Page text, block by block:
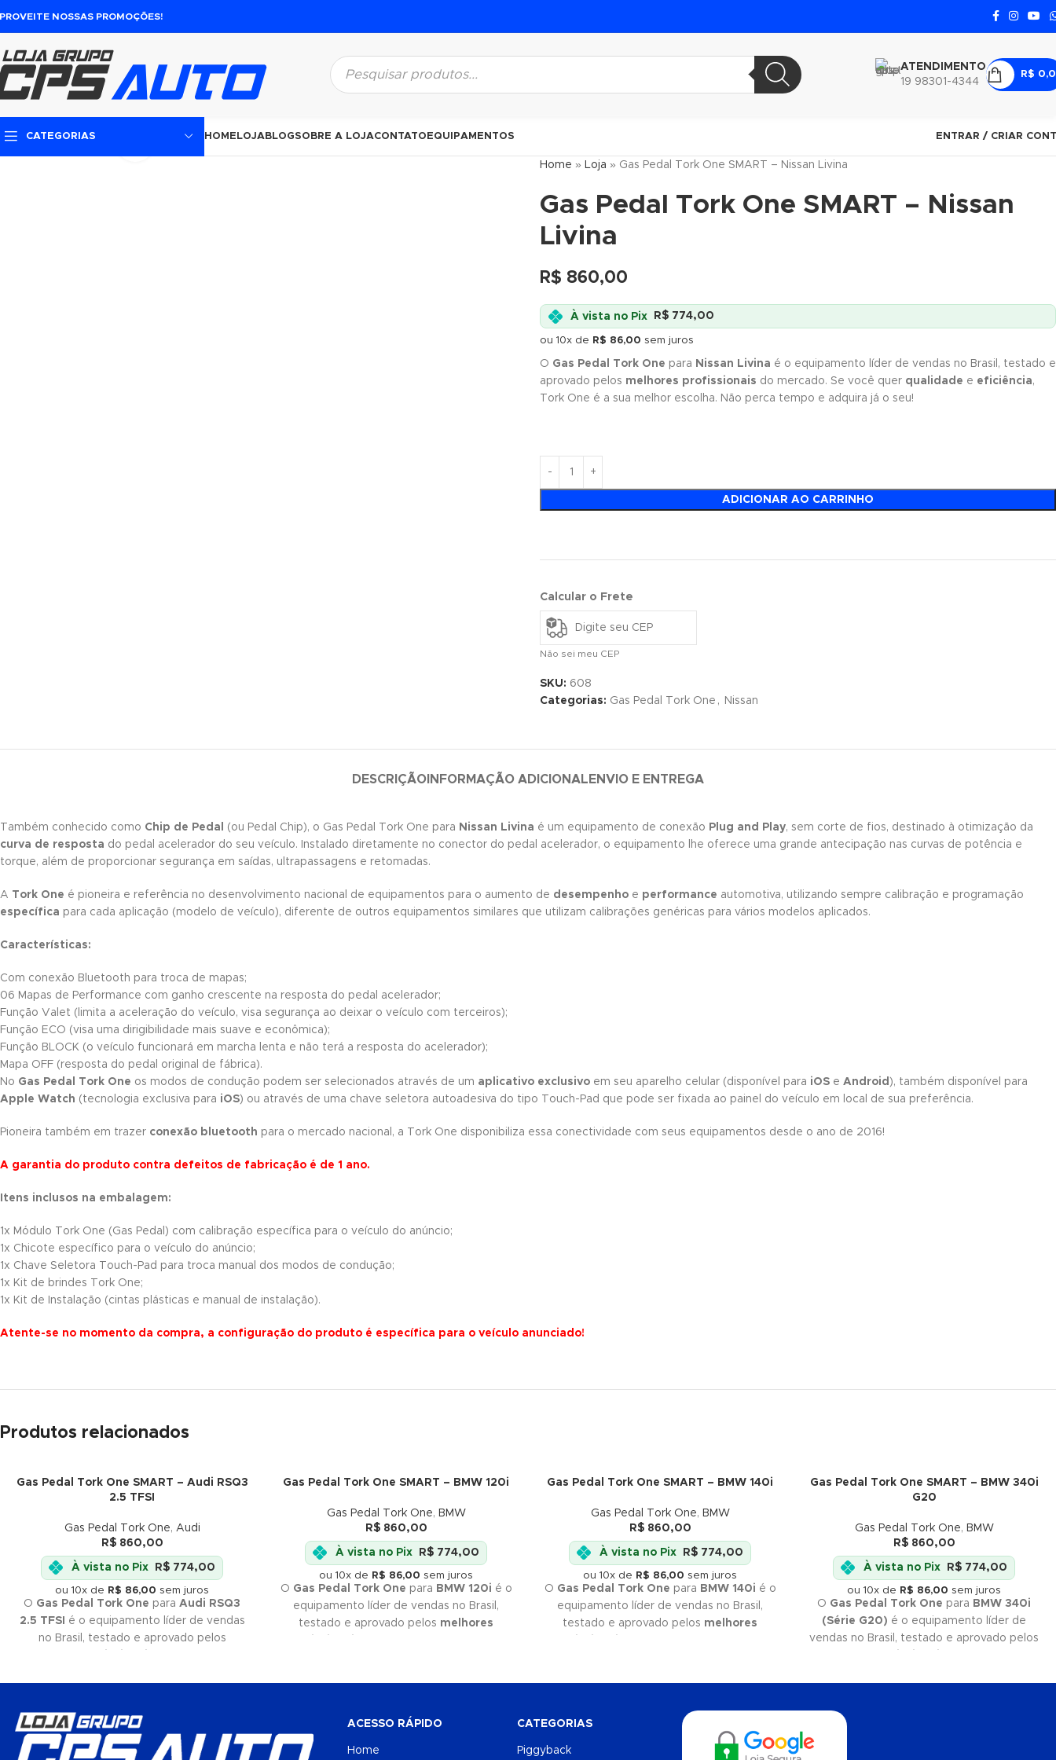
NOSSAS PROMOÇÕES!
ATENDIMENTO
19 98301-4344
R$
CATEGORIAS HOME LOJA BLOGSOBRE A LOJACONTATO EQUIPAMENTOS ENTRAR / CRIAR
Click to enlarge
Home » Loja » Gas Pedal Tork One SMART – Nissan Livina
Gas Pedal Tork One SMART – Nissan
Livina
R$ 860,00
À vista no Pix R$774,00
ou 10x de R$ 86,00 sem juros
O Gas Pedal Tork One para Nissan Livina é o equipamento líder de vendas no Brasil, testado e
aprovado pelos melhores profissionais do mercado. Se você quer qualidade e eficiência,
Tork One é a sua melhor escolha. Não perca tempo e adquira já o seu!
ADICIONAR AO CARRINHO
Calcular o Frete
Não sei meu CEP
SKU: 608
Categorias: Gas Pedal Tork One , Nissan
DESCRIÇÃO INFORMAÇÃO ADICIONAL ENVIO E ENTREGA
Também conhecido como Chip de Pedal (ou Pedal Chip), o Gas Pedal Tork One para Nissan Livina é um equipamento de conexão Plug and Play, sem corte de fios, destinado à otimização da
curva de resposta do pedal acelerador do seu veículo. Instalado diretamente no conector do pedal acelerador, o equipamento lhe oferece uma grande antecipação nas curvas de potência e
torque, além de proporcionar segurança em saídas, ultrapassagens e retomadas.
A Tork One é pioneira e referência no desenvolvimento nacional de equipamentos para o aumento de desempenho e performance automotiva, utilizando sempre calibração e programação
específica para cada aplicação (modelo de veículo), diferente de outros equipamentos similares que utilizam calibrações genéricas para vários modelos aplicados.
Características:
Com conexão Bluetooth para troca de mapas;
06 Mapas de Performance com ganho crescente na resposta do pedal acelerador;
Função Valet (limita a aceleração do veículo, visa segurança ao deixar o veículo com terceiros);
Função ECO (visa uma dirigibilidade mais suave e econômica);
Função BLOCK (o veículo funcionará em marcha lenta e não terá a resposta do acelerador);
Mapa OFF (resposta do pedal original de fábrica).
No Gas Pedal Tork One os modos de condução podem ser selecionados através de um aplicativo exclusivo em seu aparelho celular (disponível para iOS e Android ), também disponível para
Apple Watch (tecnologia exclusiva para iOS) ou através de uma chave seletora autoadesiva do tipo Touch-Pad que pode ser fixada ao painel do veículo em local de sua preferência.
Pioneira também em trazer conexão bluetooth para o mercado nacional, a Tork One disponibiliza essa conectividade com seus equipamentos desde o ano de 2016!
A garantia do produto contra defeitos de fabricação é de 1 ano.
Itens inclusos na embalagem:
1x Módulo Tork One (Gas Pedal) com calibração específica para o veículo do anúncio;
1x Chicote específico para o veículo do anúncio;
1x Chave Seletora Touch-Pad para troca manual dos modos de condução;
1x Kit de brindes Tork One;
1x Kit de Instalação (cintas plásticas e manual de instalação).
Atente-se no momento da compra, a configuração do produto é específica para o veículo anunciado!
Produtos relacionados
Gas Pedal Tork One SMART – Audi RSQ3
2.5 TFSI
Gas Pedal Tork One, Audi
R$860,00
À vista no Pix R$774,00
ou 10x de R$ 86,00 sem juros
O Gas Pedal Tork One para Audi RSQ3
2.5 TFSI
é o equipamento líder de vendas
no Brasil, testado e aprovado pelos
Gas Pedal Tork One SMART – BMW 120i
Gas Pedal Tork One, BMW
R$860,00
À vista no Pix R$774,00
ou 10x de R$ 86,00 sem juros
O Gas Pedal Tork One para BMW 120i é o
equipamento líder de vendas no Brasil,
testado e aprovado pelos melhores
Gas Pedal Tork One SMART – BMW 140i
Gas Pedal Tork One, BMW
R$860,00
À vista no Pix R$774,00
ou 10x de R$ 86,00 sem juros
O Gas Pedal Tork One para BMW 140i é o
equipamento líder de vendas no Brasil,
testado e aprovado pelos melhores
Gas Pedal Tork One SMART – BMW 340i
G20
Gas Pedal Tork One, BMW
R$860,00
À vista no Pix R$774,00
ou 10x de R$ 86,00 sem juros
O Gas Pedal Tork One para BMW 340i
(Série G20) é o equipamento líder de
vendas no Brasil, testado e aprovado pelos
ACESSO RÁPIDO
Home
CATEGORIAS
Piggyback